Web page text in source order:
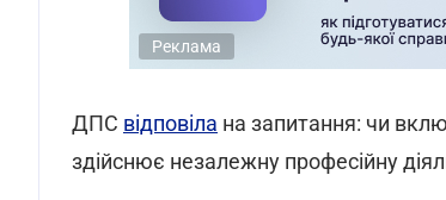
Реклама
ДПС відповіла на запитання: чи
здійснює незалежну професійну